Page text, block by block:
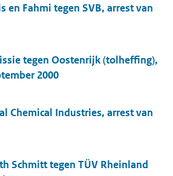
en Fahmi tegen SVB, arrest van
tegen Oostenrijk (tolheffing),
2000
Chemical Industries, arrest van
Schmitt tegen TÜV Rheinland